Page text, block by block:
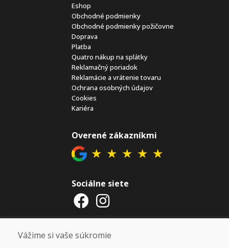
Eshop
Obchodné podmienky
Obchodné podmienky požičovne
Doprava
Platba
Quatro nákup na splátky
Reklamačný poriadok
Reklamácie a vrátenie tovaru
Ochrana osobných údajov
Cookies
Kariéra
Overené zákazníkmi
★ ★ ★ ★ ★
Sociálne siete
Otváracie hodiny
Vážime si vaše súkromie